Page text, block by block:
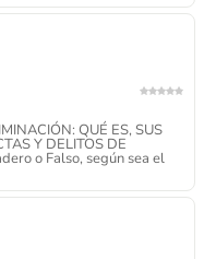
QUÉ ES, SUS
Y DELITOS DE
o Falso, según sea el